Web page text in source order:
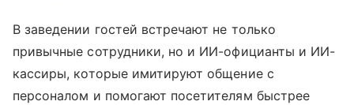
В заведении гостей встречают не только
привычные сотрудники, но и ИИ-официанты и ИИ-
кассиры, которые имитируют общение с
персоналом и помогают посетителям быстрее